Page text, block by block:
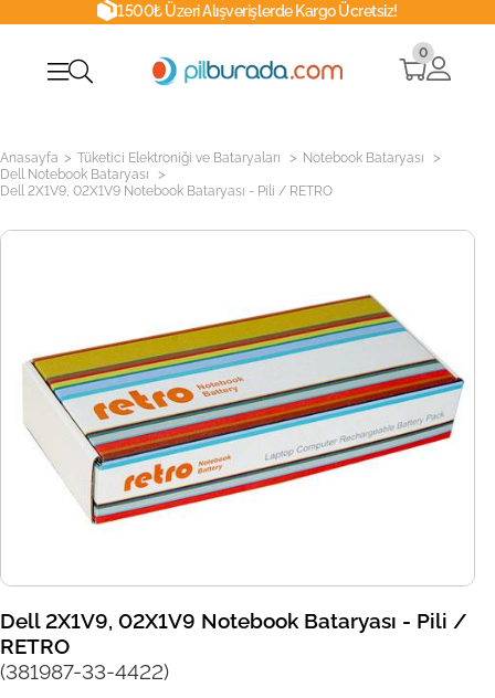
1500₺ Üzeri Alışverişlerde Kargo Ücretsiz!
0
Anasayfa > Tüketici Elektroniği ve Bataryaları > Notebook Bataryası >
Dell Notebook Bataryası >
Dell 2X1V9, 02X1V9 Notebook Bataryası - Pili / RETRO
Dell 2X1V9, 02X1V9 Notebook Bataryası - Pili /
RETRO
(381987-33-4422)